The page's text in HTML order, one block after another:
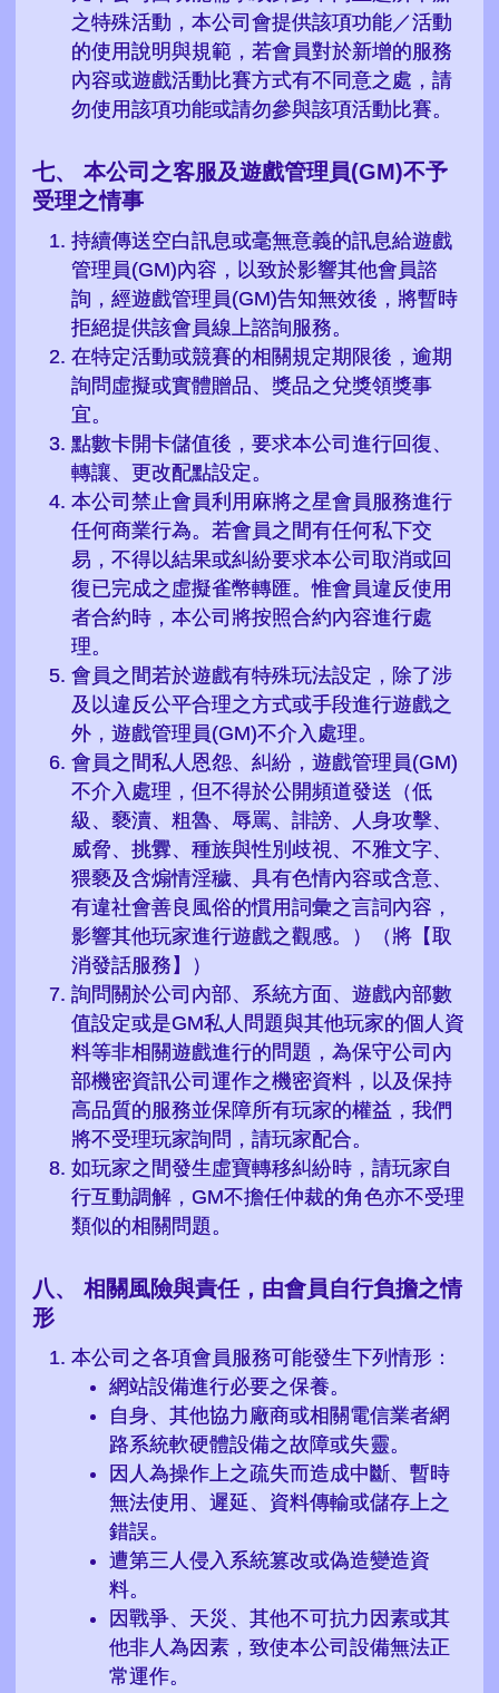
之特殊活動，本公司會提供該項功能／活動
的使用說明與規範，若會員對於新增的服務
內容或遊戲活動比賽方式有不同意之處，請
勿使用該項功能或請勿參與該項活動比賽。
本公司之客服及遊戲管理員(GM)不予
受理之情事
持續傳送空白訊息或毫無意義的訊息給遊戲
管理員(GM)內容，以致於影響其他會員諮
詢，經遊戲管理員(GM)告知無效後，將暫時
拒絕提供該會員線上諮詢服務。
在特定活動或競賽的相關規定期限後，逾期
詢問虛擬或實體贈品、獎品之兌獎領獎事
宜。
點數卡開卡儲值後，要求本公司進行回復、
轉讓、更改配點設定。
本公司禁止會員利用麻將之星會員服務進行
任何商業行為。若會員之間有任何私下交
易，不得以結果或糾紛要求本公司取消或回
復已完成之虛擬雀幣轉匯。惟會員違反使用
者合約時，本公司將按照合約內容進行處
理。
會員之間若於遊戲有特殊玩法設定，除了涉
及以違反公平合理之方式或手段進行遊戲之
外，遊戲管理員(GM)不介入處理。
會員之間私人恩怨、糾紛，遊戲管理員(GM)
不介入處理，但不得於公開頻道發送（低
級、褻瀆、粗魯、辱罵、誹謗、人身攻擊、
威脅、挑釁、種族與性別歧視、不雅文字、
猥褻及含煽情淫穢、具有色情內容或含意、
有違社會善良風俗的慣用詞彙之言詞內容，
影響其他玩家進行遊戲之觀感。）（將【取
消發話服務】）
詢問關於公司內部、系統方面、遊戲內部數
值設定或是GM私人問題與其他玩家的個人資
料等非相關遊戲進行的問題，為保守公司內
部機密資訊公司運作之機密資料，以及保持
高品質的服務並保障所有玩家的權益，我們
將不受理玩家詢問，請玩家配合。
如玩家之間發生虛寶轉移糾紛時，請玩家自
行互動調解，GM不擔任仲裁的角色亦不受理
類似的相關問題。
相關風險與責任，由會員自行負擔之情
形
本公司之各項會員服務可能發生下列情形：
網站設備進行必要之保養。
自身、其他協力廠商或相關電信業者網
路系統軟硬體設備之故障或失靈。
因人為操作上之疏失而造成中斷、暫時
無法使用、遲延、資料傳輸或儲存上之
錯誤。
遭第三人侵入系統篡改或偽造變造資
料。
因戰爭、天災、其他不可抗力因素或其
他非人為因素，致使本公司設備無法正
常運作。